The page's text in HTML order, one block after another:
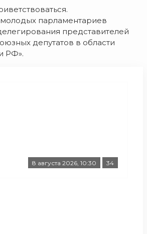
молодых парламентариев
представителей
депутатов в области
РФ».
8 августа 2026, 10:30 34